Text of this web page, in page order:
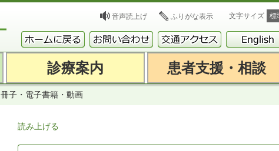
音声読上げ ふりがな表示 文字サイズ 標
診療案内 患者支援・相談
冊子・電子書籍・動画
読み上げる